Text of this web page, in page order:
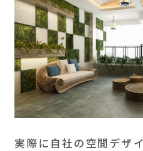
実際に自社の空間デザ